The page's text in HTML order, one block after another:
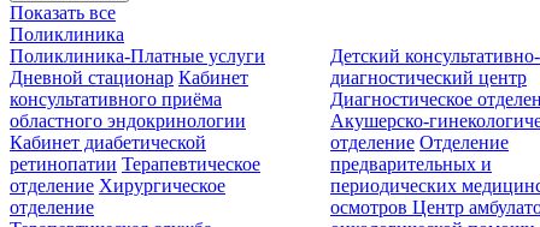
Показать все
Поликлиника
Поликлиника-Платные услуги
Дневной стационар Кабинет
консультативного приёма
областного эндокринологии
Кабинет диабетической
ретинопатии Терапевтическое
отделение Хирургическое
отделение
Детский консультативно-
диагностический центр
Диагностическое
Акушерско-
отделение Отделение
предварительных и
периодических
осмотровЦентр